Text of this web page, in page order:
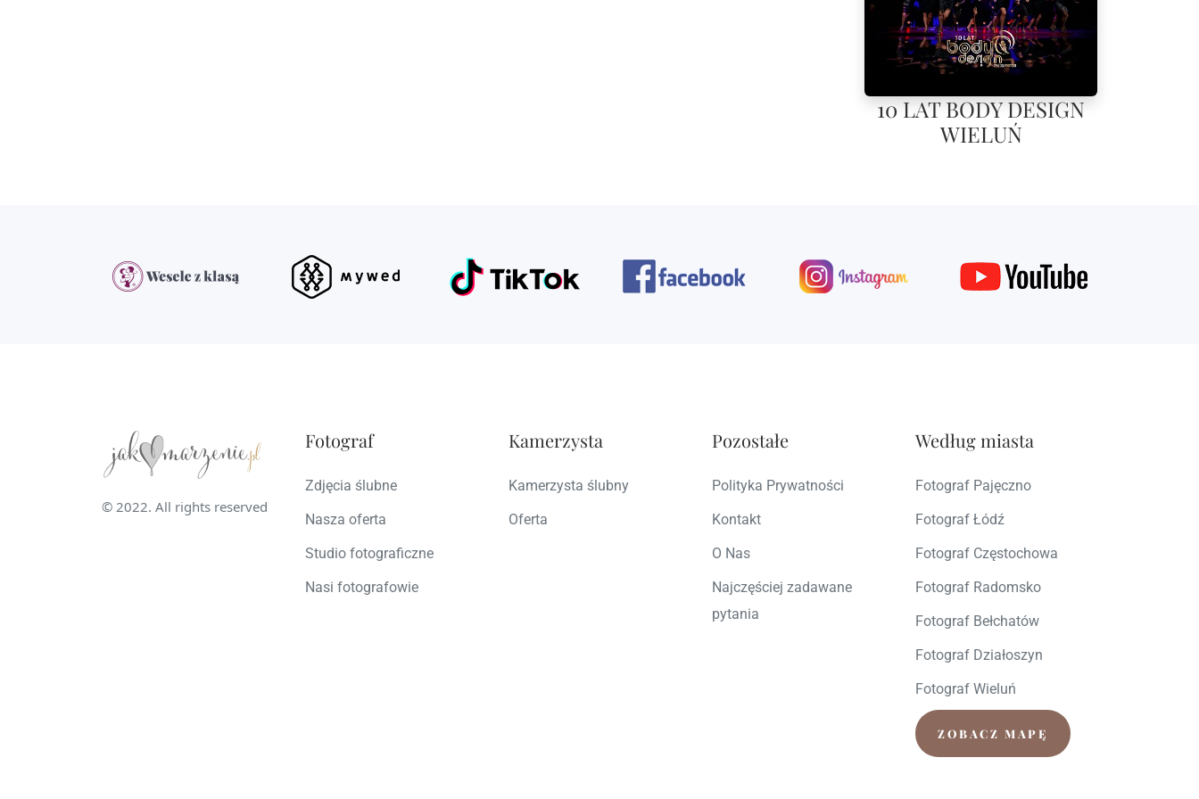
10 LAT BODY DESIGN
WIELUŃ
© 2022. All rights reserved
Fotograf
Zdjęcia ślubne
Nasza oferta
Studio fotograficzne
Nasi fotografowie
Kamerzysta
Kamerzysta ślubny
Oferta
Pozostałe
Polityka Prywatności
Kontakt
O Nas
Najczęściej zadawane
pytania
Według miasta
Fotograf Pajęczno
Fotograf Łódź
Fotograf Częstochowa
Fotograf Radomsko
Fotograf Bełchatów
Fotograf Działoszyn
Fotograf Wieluń
ZOBACZ MAPĘ